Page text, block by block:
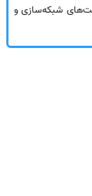
شبکه‌سازی و